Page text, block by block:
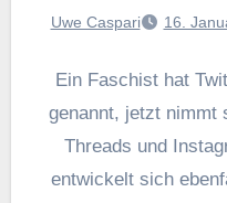
Uwe Caspari 16.
Ein Faschist hat
genannt, jetzt nimmt
Threads und
entwickelt sich